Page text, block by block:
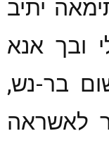
יתיב
ובך אנא
בר-נש,
לאשראה